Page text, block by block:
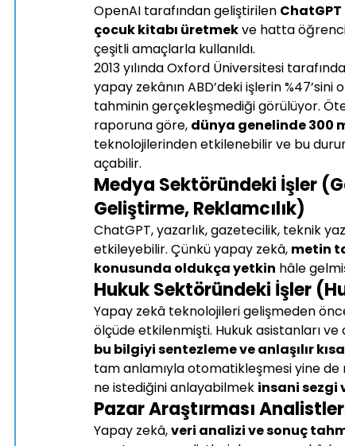
OpenAI tarafından geliştirilen ChatGPT
çocuk kitabı üretmek ve hatta
çeşitli amaçlarla kullanıldı.
2013 yılında Oxford Üniversitesi
yapay zekânın ABD’deki işlerin
tahminin gerçekleşmediği görülüyor.
raporuna göre, dünya genelinde 300
teknolojilerinden etkilenebilir ve bu
açabilir.
Medya Sektöründeki İşler
Geliştirme, Reklamcılık)
ChatGPT, yazarlık, gazetecilik, teknik
etkileyebilir. Çünkü yapay zekâ, metin
konusunda oldukça yetkin hâle
Hukuk Sektöründeki İşler
Yapay zekâ teknolojileri gelişmeden
ölçüde etkilenmişti. Hukuk asistanları
bu bilgiyi sentezleme ve anlaşılır
tam anlamıyla otomatikleşmesi yine
ne istediğini anlayabilmek insani sezgi
Pazar Araştırması
Yapay zekâ, veri analizi ve sonuç